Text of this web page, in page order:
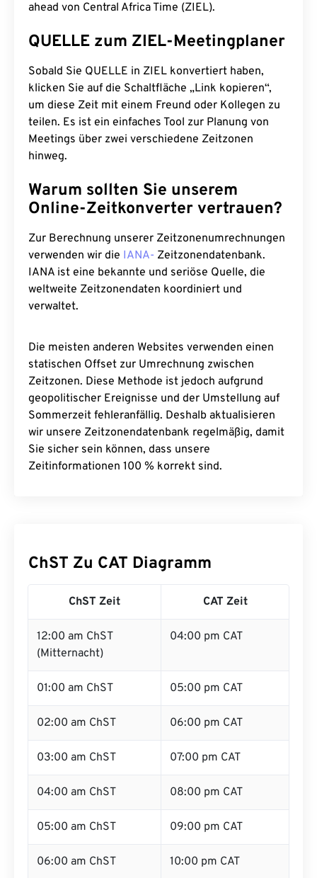
ahead von Central Africa Time (ZIEL).
QUELLE zum ZIEL-Meetingplaner
Sobald Sie QUELLE in ZIEL konvertiert haben,
klicken Sie auf die Schaltfläche „Link kopieren“,
um diese Zeit mit einem Freund oder Kollegen zu
teilen. Es ist ein einfaches Tool zur Planung von
Meetings über zwei verschiedene Zeitzonen
hinweg.
Warum sollten Sie unserem
Online-Zeitkonverter vertrauen?
Zur Berechnung unserer Zeitzonenumrechnungen
verwenden wir die IANA- Zeitzonendatenbank.
IANA ist eine bekannte und seriöse Quelle, die
weltweite Zeitzonendaten koordiniert und
verwaltet.
Die meisten anderen Websites verwenden einen
statischen Offset zur Umrechnung zwischen
Zeitzonen. Diese Methode ist jedoch aufgrund
geopolitischer Ereignisse und der Umstellung auf
Sommerzeit fehleranfällig. Deshalb aktualisieren
wir unsere Zeitzonendatenbank regelmäßig, damit
Sie sicher sein können, dass unsere
Zeitinformationen 100 % korrekt sind.
ChST Zu CAT Diagramm
ChST Zeit CAT Zeit
12:00 am ChST
(Mitternacht)
04:00 pm CAT
01:00 am ChST 05:00 pm CAT
02:00 am ChST 06:00 pm CAT
03:00 am ChST 07:00 pm CAT
04:00 am ChST 08:00 pm CAT
05:00 am ChST 09:00 pm CAT
06:00 am ChST 10:00 pm CAT